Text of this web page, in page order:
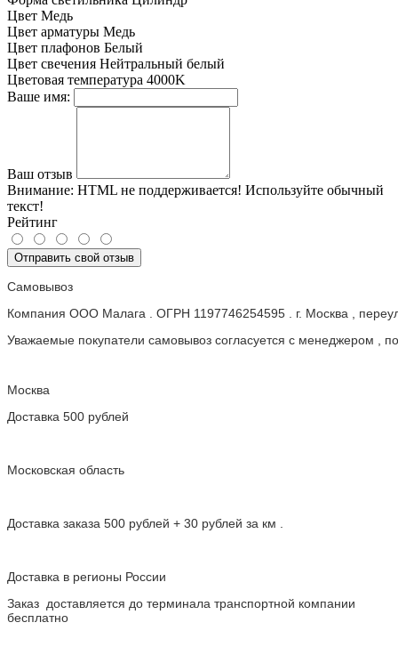
Цвет Медь
Цвет арматуры Медь
Цвет плафонов Белый
Цвет свечения Нейтральный белый
Цветовая температура 4000K
Ваше имя:
Ваш отзыв
Внимание: HTML не поддерживается! Используйте обычный
текст!
Рейтинг
Отправить свой отзыв
Самовывоз
Компания ООО Малага . ОГРН 1197746254595 . г. Москва ,
Уважаемые покупатели самовывоз согласуется с менеджером ,
Москва
Доставка 500 рублей
Московская область
Доставка заказа 500 рублей + 30 рублей за км .
Доставка в регионы России
Заказ доставляется до терминала транспортной компании
бесплатно